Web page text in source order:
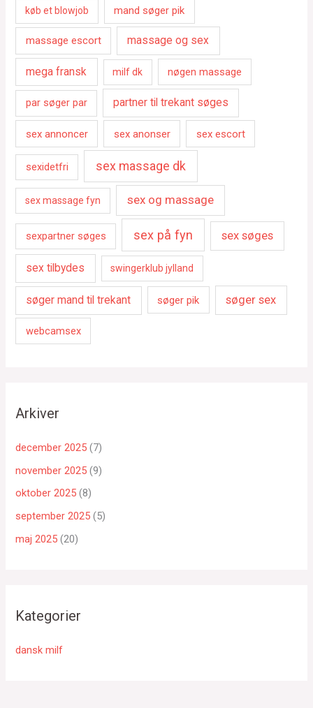
køb et blowjob mand søger pik
massage escort massage og sex
mega fransk milf dk nøgen massage
par søger par partner til trekant søges
sex annoncer sex anonser sex escort
sexidetfri sex massage dk
sex massage fyn sex og massage
sexpartner søges sex på fyn sex søges
sex tilbydes swingerklub jylland
søger mand til trekant søger pik søger sex
webcamsex
Arkiver
december 2025 (7)
november 2025 (9)
oktober 2025 (8)
september 2025 (5)
maj 2025 (20)
Kategorier
dansk milf